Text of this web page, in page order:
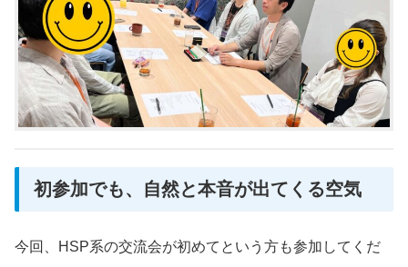
初参加でも、自然と本音が出てくる空気
今回、HSP系の交流会が初めてという方も参加してくだ